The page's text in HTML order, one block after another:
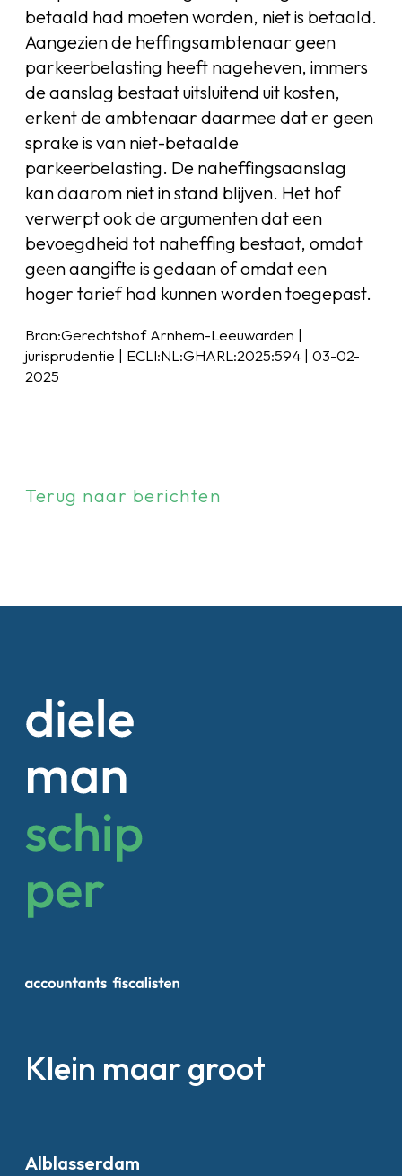
betaald had moeten worden, niet is betaald.
Aangezien de heffingsambtenaar geen
parkeerbelasting heeft nageheven, immers
de aanslag bestaat uitsluitend uit kosten,
erkent de ambtenaar daarmee dat er geen
sprake is van niet-betaalde
parkeerbelasting. De naheffingsaanslag
kan daarom niet in stand blijven. Het hof
verwerpt ook de argumenten dat een
bevoegdheid tot naheffing bestaat, omdat
geen aangifte is gedaan of omdat een
hoger tarief had kunnen worden toegepast.
Bron:Gerechtshof Arnhem-Leeuwarden |
jurisprudentie | ECLI:NL:GHARL:2025:594 | 03-02-
2025
Terug naar berichten
Klein maar groot
Alblasserdam